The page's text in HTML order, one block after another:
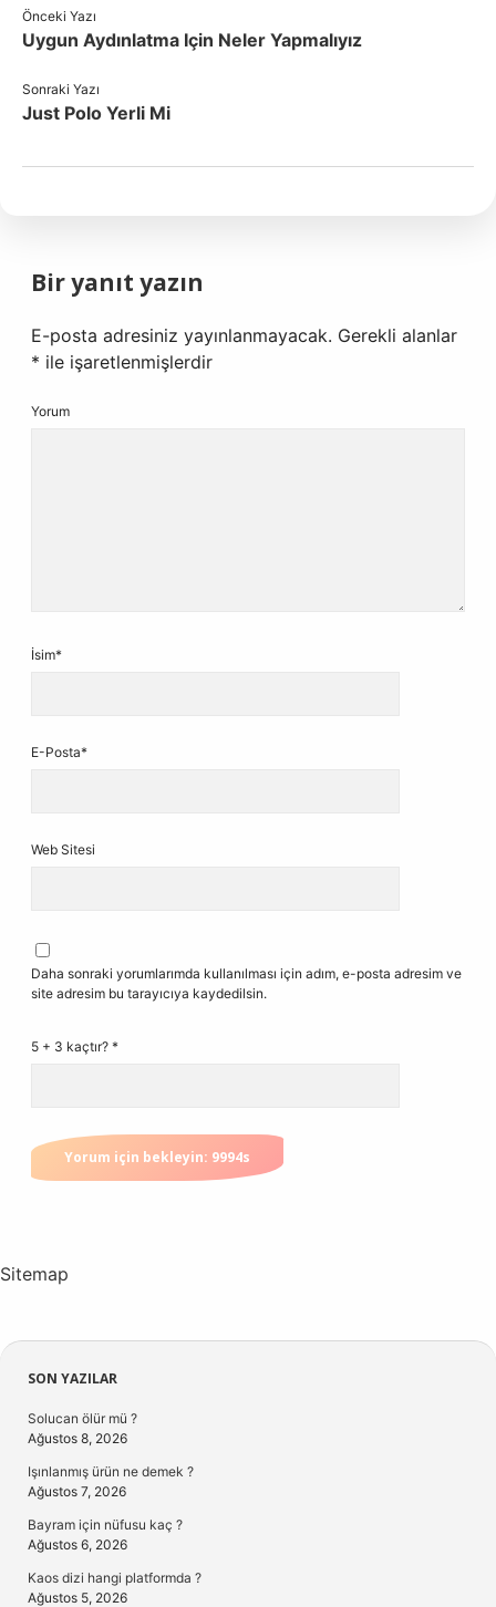
Önceki Yazı
Uygun Aydınlatma Için Neler Yapmalıyız
Sonraki Yazı
Just Polo Yerli Mi
Bir yanıt yazın
E-posta adresiniz yayınlanmayacak. Gerekli alanlar
* ile işaretlenmişlerdir
Yorum
İsim*
E-Posta*
Web Sitesi
Daha sonraki yorumlarımda kullanılması için adım, e-posta adresim ve
site adresim bu tarayıcıya kaydedilsin.
5 + 3 kaçtır? *
Sitemap
Sidebar
SON YAZILAR
Solucan ölür mü ?
Ağustos 8, 2026
Işınlanmış ürün ne demek ?
Ağustos 7, 2026
Bayram için nüfusu kaç ?
Ağustos 6, 2026
Kaos dizi hangi platformda ?
Ağustos 5, 2026